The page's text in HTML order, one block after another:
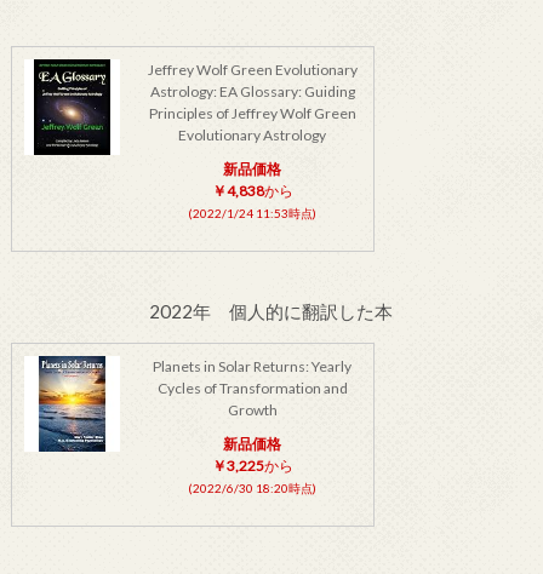
Jeffrey Wolf Green Evolutionary
Astrology: EA Glossary: Guiding
Principles of Jeffrey Wolf Green
Evolutionary Astrology
新品価格
￥4,838から
(2022/1/24 11:53時点)
2022年 個人的に翻訳した本
Planets in Solar Returns: Yearly
Cycles of Transformation and
Growth
新品価格
￥3,225から
(2022/6/30 18:20時点)